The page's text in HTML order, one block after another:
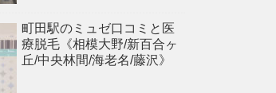
町田駅のミュゼ口コミと医
療脱毛《相模大野/新百合ヶ
丘/中央林間/海老名/藤沢》